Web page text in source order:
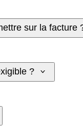
sur la facture
?